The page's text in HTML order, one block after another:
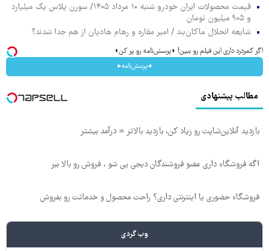
قیمت محصولات ایران خودرو شنبه ۱۰ مرداد ۱۴۰۵/ سورن پلاس یک میلیارد
و ۹۰۵ میلیون تومان
شایعه انحلال ماکان‌بند / امیر مقاره و رهام هادیان از هم جدا شدند؟
اگر کمردرد داری این فیلم رو ببین! ◗پرسش‌نامه رو پر کن◖
◂پرسش‌نامه▸
مطالب پیشنهادی
بازدید آنلاین‌شاپت رو زیاد کن، بازدید بالاتر = درآمد بیشتر
اگه فروشگاه داری عضو فروشندگان دیجی پی شو ، فروش رو بالا ببر
فروشگاه حضوری یا اینترنتی داری؟ راحت محصول و خدماتت رو بفروش
وب گردی